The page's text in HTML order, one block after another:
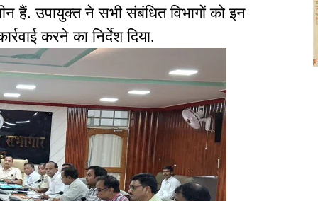
हैं. उपायुक्त ने सभी संबंधित विभागों को इन
करने का निर्देश दिया.